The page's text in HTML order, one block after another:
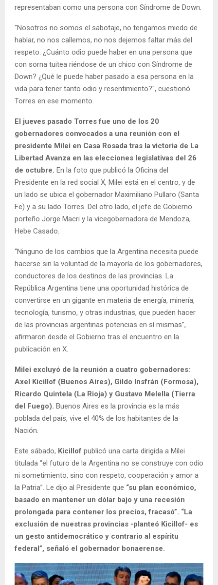
representaban como una persona con Síndrome de Down.
"Nosotros no somos el sabotaje, no tengamos miedo de
hablar, no nos callemos, no nos dejemos faltar más del
respeto. ¿Cuánto odio puede haber en una persona que
con sorna tuitea riéndose de un chico con Síndrome de
Down? ¿Qué le puede haber pasado a esa persona en la
vida para tener tanto odio y resentimiento?", cuestionó
Torres en ese momento.
El jueves pasado Torres fue uno de los 20
gobernadores convocados a una reunión con el
presidente Milei en Casa Rosada tras la victoria de La
Libertad Avanza en las elecciones legislativas del 26
de octubre. En la foto que publicó la Oficina del
Presidente en la red social X, Milei está en el centro, y de
un lado se ubica el gobernador Maximiliano Pullaro (Santa
Fe) y a su lado Torres. Del otro lado, el jefe de Gobierno
porteño Jorge Macri y la vicegobernadora de Mendoza,
Hebe Casado.
“Ninguno de los cambios que la Argentina necesita puede
hacerse sin la voluntad de la mayoría de los gobernadores,
conductores de los destinos de las provincias. La
República Argentina tiene una oportunidad histórica de
convertirse en un gigante en materia de energía, minería,
tecnología, turismo, y otras industrias, que pueden hacer
de las provincias argentinas potencias en sí mismas”,
afirmaron desde el Gobierno tras el encuentro en la
publicación en X.
Milei excluyó de la reunión a cuatro gobernadores:
Axel Kicillof (Buenos Aires), Gildo Insfrán (Formosa),
Ricardo Quintela (La Rioja) y Gustavo Melella (Tierra
del Fuego). Buenos Aires es la provincia es la más
poblada del país, vive el 40% de los habitantes de la
Nación.
Este sábado, Kicillof publicó una carta dirigida a Milei
titulada “el futuro de la Argentina no se construye con odio
ni sometimiento, sino con respeto, cooperación y amor a
la Patria”. Le dijo al Presidente que “su plan económico,
basado en mantener un dólar bajo y una recesión
prolongada para contener los precios, fracasó”. “La
exclusión de nuestras provincias -planteó Kicillof- es
un gesto antidemocrático y contrario al espíritu
federal”, señaló el gobernador bonaerense.